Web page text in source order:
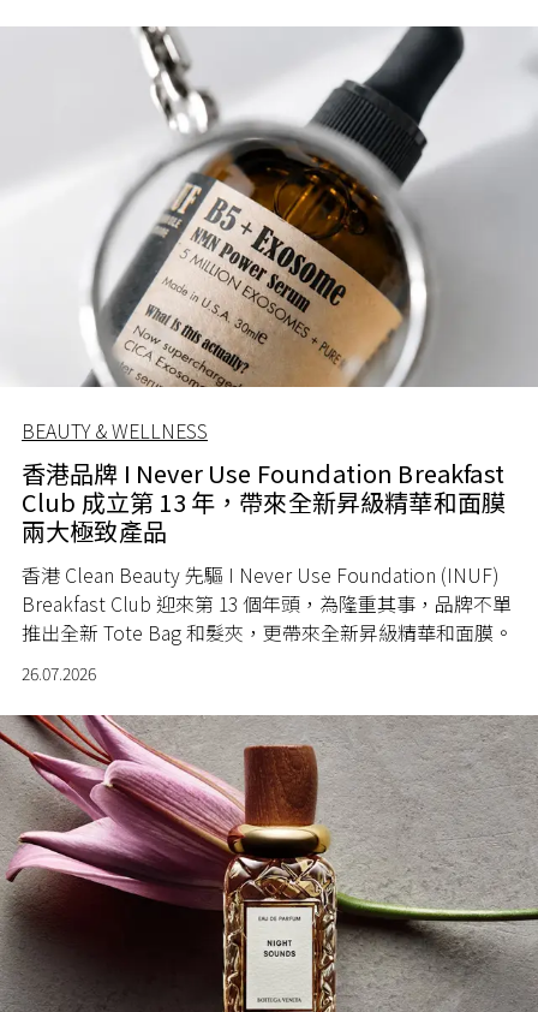
BEAUTY & WELLNESS
香港品牌 I Never Use Foundation Breakfast
Club 成立第 13 年，帶來全新昇級精華和面膜
兩大極致產品
香港 Clean Beauty 先驅 I Never Use Foundation (INUF)
Breakfast Club 迎來第 13 個年頭，為隆重其事，品牌不單
推出全新 Tote Bag 和髮夾，更帶來全新昇級精華和面膜。
26.07.2026